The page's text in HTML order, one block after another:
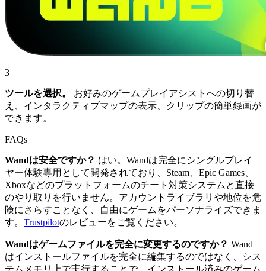
3
ツールを選択。
お好みのゲームプレイアシストへの切り替
え、インタラクティブマップの表示、クリップの簡単録画が
できます。
FAQs
Wandは安全ですか？ はい。Wandは完全にシングルプレイ
ヤー体験専用として開発されており、Steam、Epic Games、
Xboxなどのプラットフォームのチート対策システムと直接
のやり取りを行いません。アカウントライブラリや地位を危
険にさらすことなく、自由にゲームをパーソナライズできま
す。 Trustpilotのレビューをご覧ください。
Wandはゲームファイルを完全に変更するのですか？ Wand
はインストールファイルを完全に編集するのではなく、シス
テムメモリ上で実行することで、インストール済みのゲーム